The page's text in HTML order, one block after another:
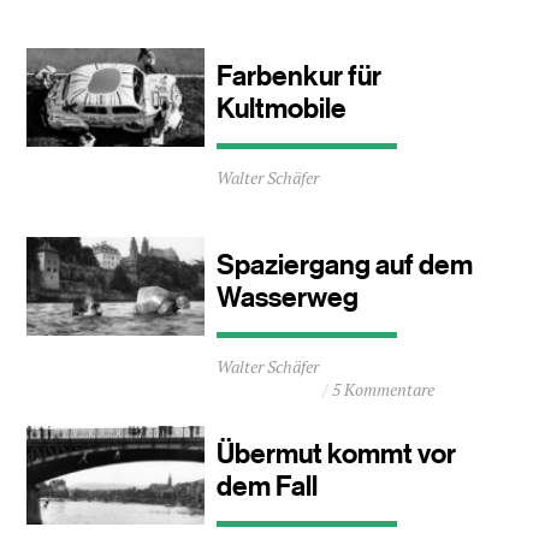
Minuten
Farbenkur für
Kultmobile
Durchschnittliche
Lesezeit
Minuten
Walter Schäfer
Spaziergang auf dem
Wasserweg
Durchschnittliche
Lesezeit
Minuten
Walter Schäfer
5 Kommentare
Übermut kommt vor
dem Fall
Durchschnittliche